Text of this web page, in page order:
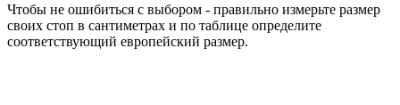
Чтобы не ошибиться с выбором - правильно измерьте размер
своих стоп в сантиметрах и по таблице определите
соответствующий европейский размер.